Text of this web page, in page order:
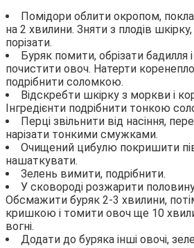
Помідори облити окропом,
на 2 хвилини. Зняти з плодів
порізати.
Буряк помити, обрізати бадилля
почистити овоч. Натерти
подрібнити соломкою.
Відскребти шкірку з моркви і
Інгредієнти подрібнити тонкою
Перці звільнити від насіння,
нарізати тонкими смужками.
Очищений цибулю покришити
нашаткувати.
Зелень вимити, подрібнити.
У сковороді розжарити половину
Обсмажити буряк 2-3 хвилини,
кришкою і томити овоч ще 10
вогні.
Додати до буряка інші овочі,